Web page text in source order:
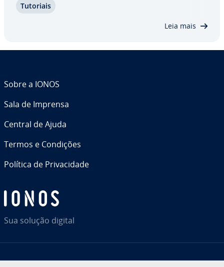
uma string. Entenda, com este tutorial, o papel
Tutoriais
Leia mais
Sua solução digital
Sobre a IONOS
Sala de Imprensa
Central de Ajuda
Termos e Condições
Política de Pri­va­ci­dade